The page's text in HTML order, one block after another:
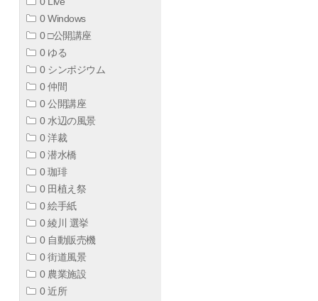
0 Windows
0 □公開講座
0 ゆる
0 シンポジウム
0 仲間
0 公開講座
0 水辺の風景
0 洋裁
0 潜水橋
0 珈琲
0 田植え祭
0 絵手紙
0 綾川 選挙
0 自動販売機
0 街道風景
0 農業施設
0 近所